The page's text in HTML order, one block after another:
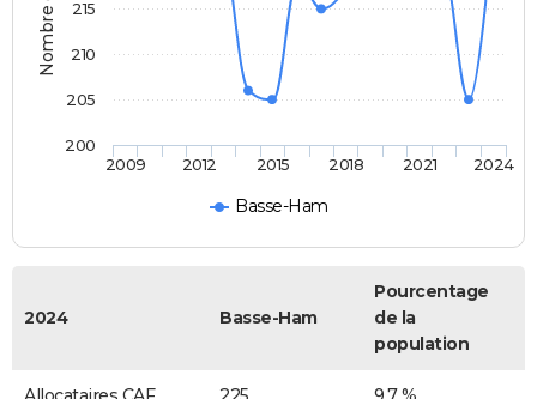
Basse-Ham
2009 2012 2015 2018 2021 2024
200
205
210
215
2024 Basse-Ham
Pourcentage
de la
population